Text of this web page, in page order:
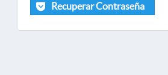
Recuperar Contraseña